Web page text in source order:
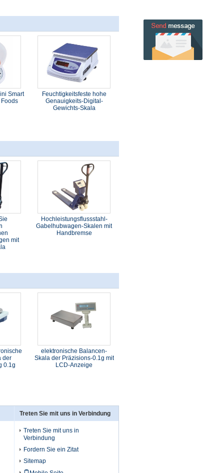
Smart
Feuchtigkeitsfeste hohe
Genauigkeits-Digital-
Gewichts-Skala
mit
Hochleistungsflussstahl-
Gabelhubwagen-Skalen mit
Handbremse
der
0.1g
elektronische Balancen-
Skala der Präzisions-0.1g mit
LCD-Anzeige
Treten Sie mit uns in Verbindung
Treten Sie mit uns in
Verbindung
Fordern Sie ein Zitat
Sitemap